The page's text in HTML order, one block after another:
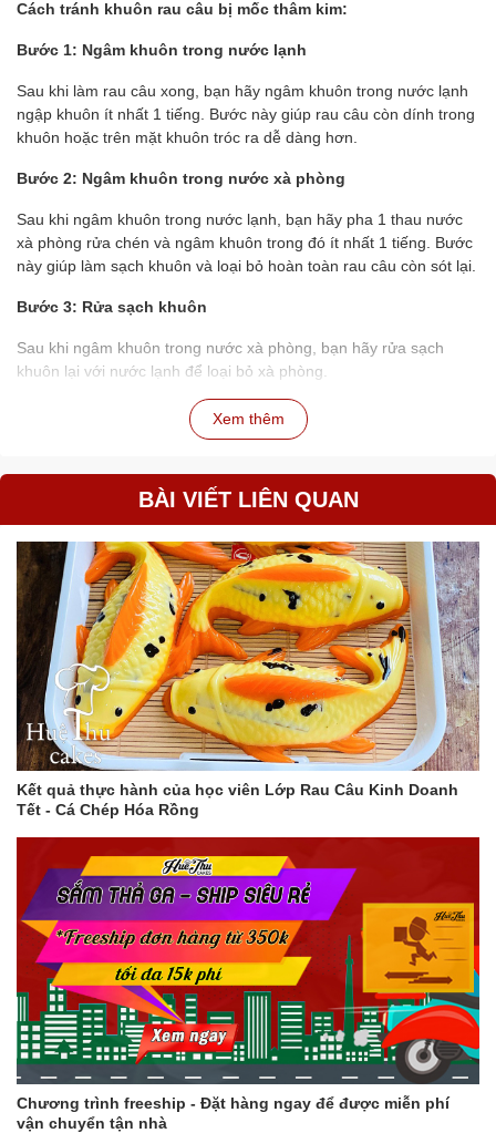
Cách tránh khuôn rau câu bị mốc thâm kim:
Bước 1: Ngâm khuôn trong nước lạnh
Sau khi làm rau câu xong, bạn hãy ngâm khuôn trong nước lạnh
ngập khuôn ít nhất 1 tiếng. Bước này giúp rau câu còn dính trong
khuôn hoặc trên mặt khuôn tróc ra dễ dàng hơn.
Bước 2: Ngâm khuôn trong nước xà phòng
Sau khi ngâm khuôn trong nước lạnh, bạn hãy pha 1 thau nước
xà phòng rửa chén và ngâm khuôn trong đó ít nhất 1 tiếng. Bước
này giúp làm sạch khuôn và loại bỏ hoàn toàn rau câu còn sót lại.
Bước 3: Rửa sạch khuôn
Sau khi ngâm khuôn trong nước xà phòng, bạn hãy rửa sạch
khuôn lại với nước lạnh để loại bỏ xà phòng.
Bước 4: Phơi khô khuôn
hết. Sau đó, bạn có thể phơi khuôn dưới ánh nắng mặt trời hoặc
hong khô bằng máy sấy.
Lưu ý
Bạn nên ngâm khuôn trong nước lạnh và nước xà phòng ít
nhất 1 tiếng để rau câu tróc ra dễ dàng và khuôn được làm
sạch hoàn toàn.
Bạn có thể ngâm khuôn trong nước lạnh qua ngày, 2-3
ngày, thậm chí cả tuần mà không lo khuôn bị nhớt. Tuy
nhiên, nếu chỉ ngâm nước lạnh mà không ngâm nước xà
phòng, thì khuôn sẽ bị nhớt khi ngâm lâu trên 1 ngày.
Bạn có thể phơi khuôn dưới ánh nắng mặt trời hoặc hong
khô bằng máy sấy đều được. Tuy nhiên, nếu phơi khuôn
dưới ánh nắng mặt trời, bạn nên lưu ý che đậy khuôn để
tránh bụi bẩn bám vào.
Với cách làm này, khuôn rau câu của bạn sẽ luôn sạch sẽ và
không bị mốc thâm kim.
Thêm một số mẹo giúp khuôn rau câu không bị mốc thâm
kim
Sau khi rửa sạch khuôn, bạn có thể tráng sơ qua nước sôi
để khử trùng.
Bạn nên bảo quản khuôn rau câu ở nơi khô ráo, thoáng
mát.
Hy vọng những thông tin trên sẽ giúp bạn giữ cho khuôn rau câu
của mình luôn sạch đẹp và bền lâu.
Xem thêm
BÀI VIẾT LIÊN QUAN
Kết quả thực hành của học viên Lớp Rau Câu Kinh Doanh
Tết - Cá Chép Hóa Rồng
Chương trình freeship - Đặt hàng ngay để được miễn phí
vận chuyển tận nhà